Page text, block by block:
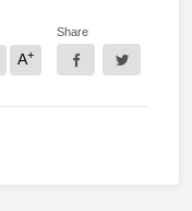
A+
Share